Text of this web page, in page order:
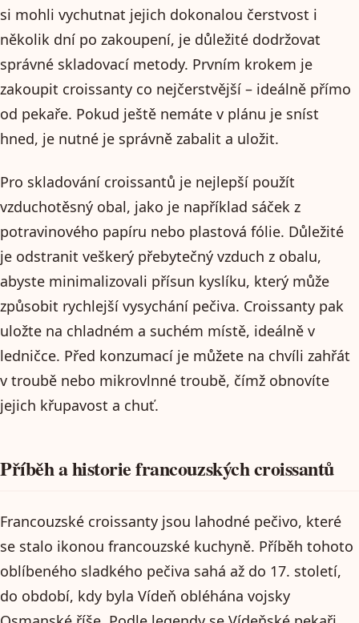
si mohli vychutnat jejich dokonalou čerstvost i
několik dní po zakoupení, je důležité dodržovat
správné skladovací metody. Prvním krokem je
zakoupit croissanty co nejčerstvější – ideálně přímo
od pekaře. Pokud ještě nemáte v plánu je sníst
hned, je nutné je správně zabalit a uložit.
Pro skladování croissantů je nejlepší použít
vzduchotěsný obal, jako je například sáček z
potravinového papíru nebo plastová fólie. Důležité
je odstranit veškerý přebytečný vzduch z obalu,
abyste minimalizovali přísun kyslíku, který může
způsobit rychlejší vysychání pečiva. Croissanty pak
uložte na chladném a suchém místě, ideálně v
ledničce. Před konzumací je můžete na chvíli zahřát
v troubě nebo mikrovlnné troubě, čímž obnovíte
jejich křupavost a chuť.
Příběh a historie francouzských croissantů
Francouzské croissanty jsou lahodné pečivo, které
se stalo ikonou francouzské kuchyně. Příběh tohoto
oblíbeného sladkého pečiva sahá až do 17. století,
do období, kdy byla Vídeň obléhána vojsky